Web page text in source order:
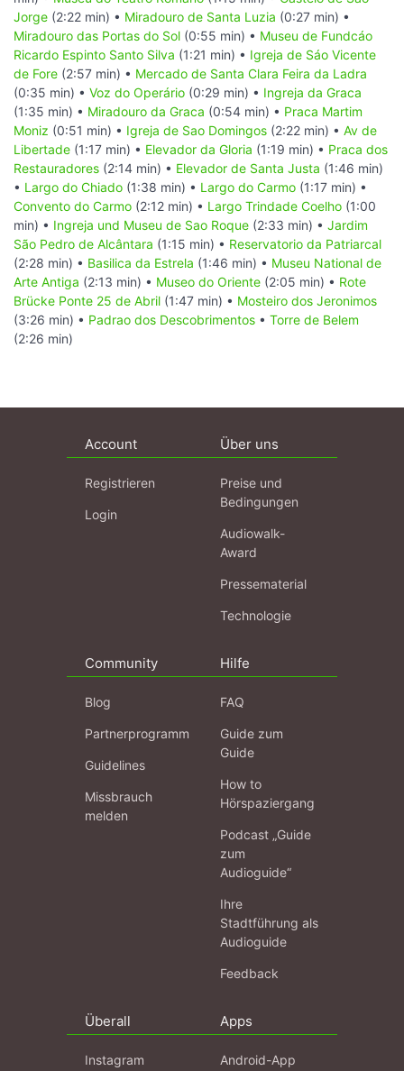
Jorge (2:22 min) • Miradouro de Santa Luzia (0:27 min) •
Miradouro das Portas do Sol (0:55 min) • Museu de Fundcáo
Ricardo Espinto Santo Silva (1:21 min) • Igreja de Sáo Vicente
de Fore (2:57 min) • Mercado de Santa Clara Feira da Ladra
(0:35 min) • Voz do Operário (0:29 min) • Ingreja da Graca
(1:35 min) • Miradouro da Graca (0:54 min) • Praca Martim
Moniz (0:51 min) • Igreja de Sao Domingos (2:22 min) • Av de
Libertade (1:17 min) • Elevador da Gloria (1:19 min) • Praca dos
Restauradores (2:14 min) • Elevador de Santa Justa (1:46 min)
• Largo do Chiado (1:38 min) • Largo do Carmo (1:17 min) •
Convento do Carmo (2:12 min) • Largo Trindade Coelho (1:00
min) • Ingreja und Museu de Sao Roque (2:33 min) • Jardim
São Pedro de Alcântara (1:15 min) • Reservatorio da Patriarcal
(2:28 min) • Basilica da Estrela (1:46 min) • Museu National de
Arte Antiga (2:13 min) • Museo do Oriente (2:05 min) • Rote
Brücke Ponte 25 de Abril (1:47 min) • Mosteiro dos Jeronimos
(3:26 min) • Padrao dos Descobrimentos • Torre de Belem
(2:26 min)
Account
Registrieren
Login
Über uns
Preise und
Bedingungen
Audiowalk-
Award
Pressematerial
Technologie
Community
Blog
Partnerprogramm
Guidelines
Missbrauch
melden
Hilfe
FAQ
Guide zum
Guide
How to
Hörspaziergang
Podcast „Guide
zum
Audioguide“
Ihre
Stadtführung als
Audioguide
Feedback
Überall
Instagram
Apps
Android-App